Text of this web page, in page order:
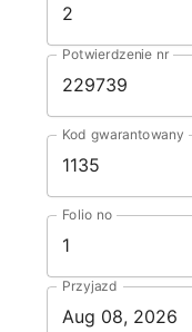
Potwierdzenie nr
Kod gwarantowany
Folio no
Przyjazd